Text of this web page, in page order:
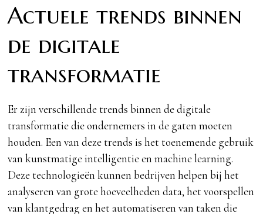
Actuele trends binnen
de digitale
transformatie
Er zijn verschillende trends binnen de digitale
transformatie die ondernemers in de gaten moeten
houden. Een van deze trends is het toenemende gebruik
van kunstmatige intelligentie en machine learning.
Deze technologieën kunnen bedrijven helpen bij het
analyseren van grote hoeveelheden data, het voorspellen
van klantgedrag en het automatiseren van taken die